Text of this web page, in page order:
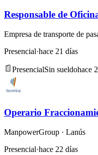
Responsable de
Empresa de transporte de
Presencial·hace 21 días
PresencialSin sueldohace
Operario
ManpowerGroup · Lanús
Presencial·hace 22 días